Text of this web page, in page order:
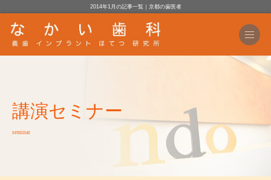
2014年1月の記事一覧｜京都の歯医者
講演セミナー
seminar